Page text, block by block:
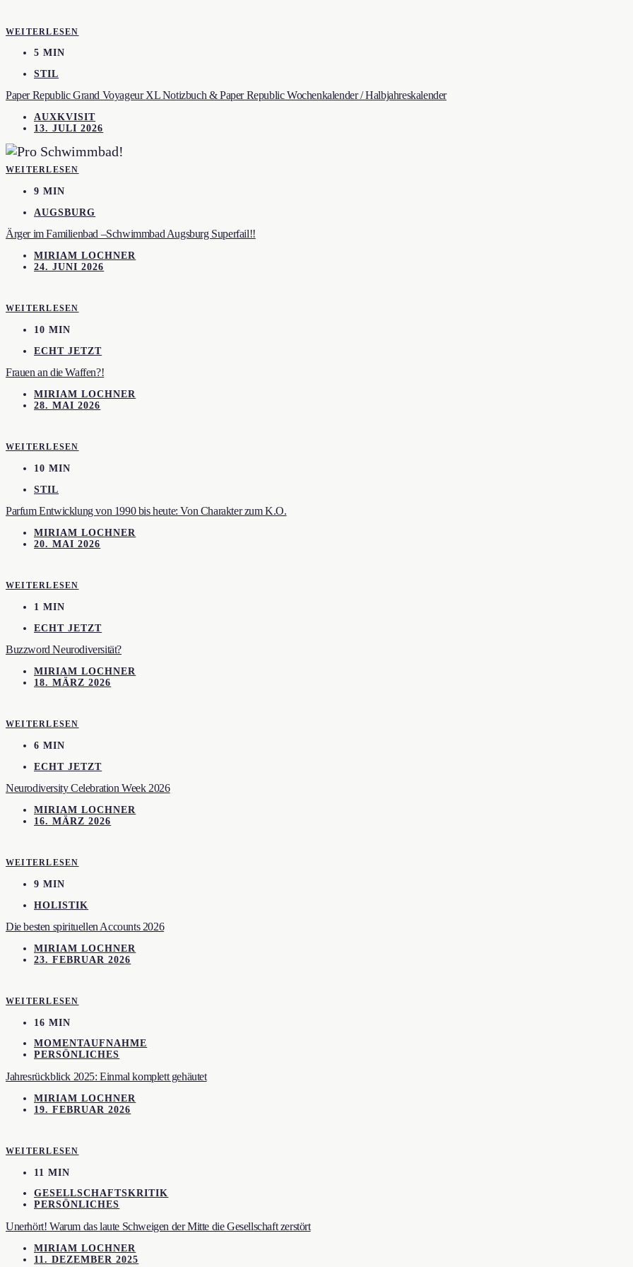
WEITERLESEN
5 MIN
STIL
Paper Republic Grand Voyageur XL Notizbuch & Paper Republic Wochenkalender / Halbjahreskalender
AUXKVISIT
13. JULI 2026
WEITERLESEN
9 MIN
AUGSBURG
Ärger im Familienbad –Schwimmbad Augsburg Superfail!!
MIRIAM LOCHNER
24. JUNI 2026
WEITERLESEN
10 MIN
ECHT JETZT
Frauen an die Waffen?!
MIRIAM LOCHNER
28. MAI 2026
WEITERLESEN
10 MIN
STIL
Parfum Entwicklung von 1990 bis heute: Von Charakter zum K.O.
MIRIAM LOCHNER
20. MAI 2026
WEITERLESEN
1 MIN
ECHT JETZT
Buzzword Neurodiversität?
MIRIAM LOCHNER
18. MÄRZ 2026
WEITERLESEN
6 MIN
ECHT JETZT
Neurodiversity Celebration Week 2026
MIRIAM LOCHNER
16. MÄRZ 2026
WEITERLESEN
9 MIN
HOLISTIK
Die besten spirituellen Accounts 2026
MIRIAM LOCHNER
23. FEBRUAR 2026
WEITERLESEN
16 MIN
MOMENTAUFNAHME
PERSÖNLICHES
Jahresrückblick 2025: Einmal komplett gehäutet
MIRIAM LOCHNER
19. FEBRUAR 2026
WEITERLESEN
11 MIN
GESELLSCHAFTSKRITIK
PERSÖNLICHES
Unerhört! Warum das laute Schweigen der Mitte die Gesellschaft zerstört
MIRIAM LOCHNER
11. DEZEMBER 2025